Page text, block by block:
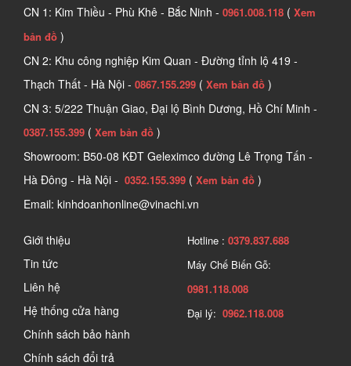
CN 1: Kim Thiều - Phù Khê - Bắc Ninh - 0961.008.118 ( Xem
bản đồ )
CN 2: Khu công nghiệp Kim Quan - Đường tỉnh lộ 419 -
Thạch Thất - Hà Nội - 0867.155.299 ( Xem bản đồ )
CN 3: 5/222 Thuận Giao, Đại lộ Bình Dương, Hồ Chí Minh -
0387.155.399 ( Xem bản đồ )
Showroom: B50-08 KĐT Geleximco đường Lê Trọng Tấn -
Hà Đông - Hà Nội - 0352.155.399 ( Xem bản đồ )
Email: kinhdoanhonline@vinachi.vn
Giới thiệu
Tin tức
Liên hệ
Hệ thống cửa hàng
Chính sách bảo hành
Chính sách đổi trả
Hotline : 0379.837.688
Máy Chế Biến Gỗ:
0981.118.008
Đại lý: 0962.118.008